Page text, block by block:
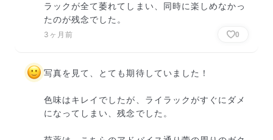
ラックが全て萎れてしまい、同時に楽しめなかっ
たのが残念でした。
3ヶ月前 0
写真を見て、とても期待していました！
色味はキレイでしたが、ライラックがすぐにダメ
になってしまい、残念でした。